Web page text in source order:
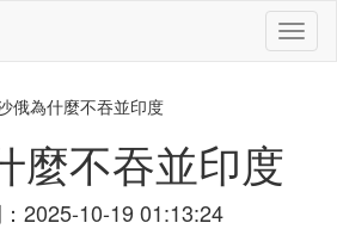
切
換
俄為什麼不吞並印度
麼不吞並印度
2025-10-19 01:13:24